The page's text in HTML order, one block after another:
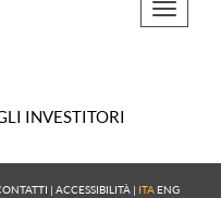
Toggle
INVESTITORI
| ACCESSIBILITÀ | ITA ENG